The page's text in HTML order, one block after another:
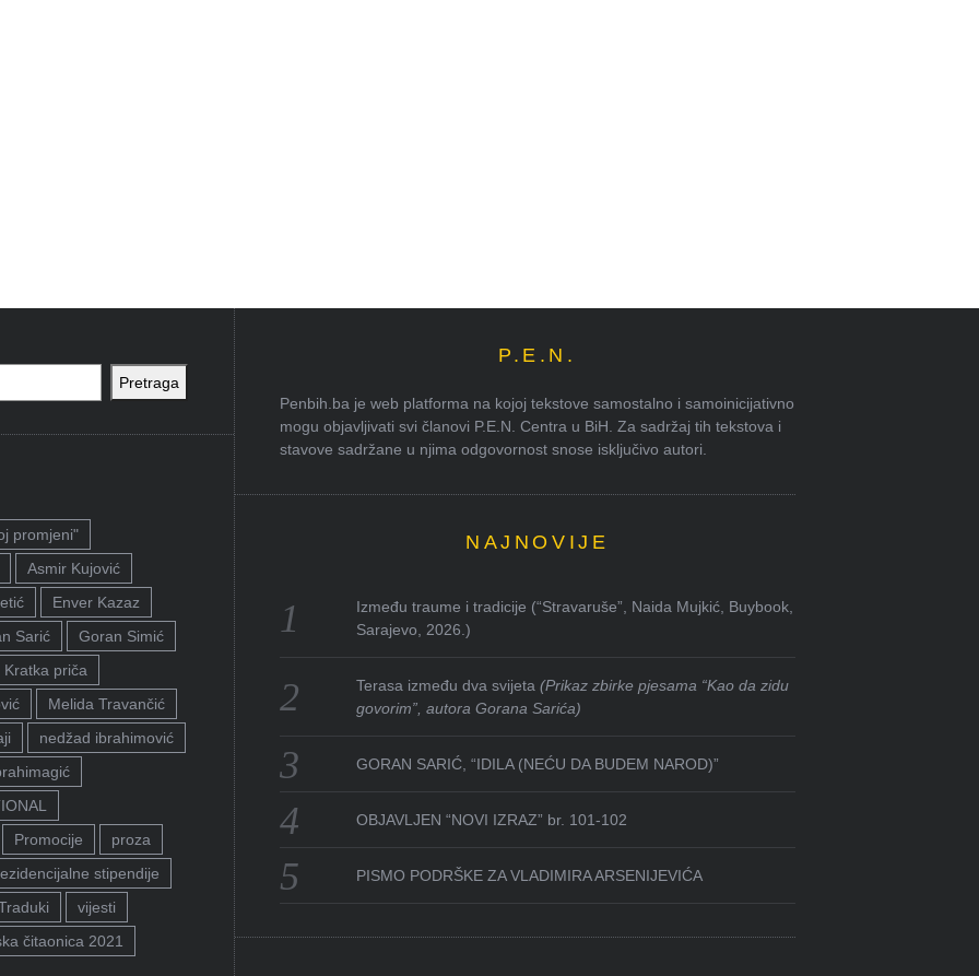
Pretraga
promjeni"
Asmir Kujović
Enver Kazaz
Sarić
Goran Simić
Kratka priča
Melida Travančić
nedžad ibrahimović
Promocije
proza
stipendije
vijesti
čitaonica 2021
P.E.N.
Penbih.ba je web platforma na kojoj tekstove samostalno i samoinicijativno
mogu objavljivati svi članovi P.E.N. Centra u BiH. Za sadržaj tih tekstova i
stavove sadržane u njima odgovornost snose isključivo autori.
NAJNOVIJE
Između traume i tradicije (“Stravaruše”, Naida Mujkić, Buybook,
Sarajevo, 2026.)
Terasa između dva svijeta(Prikaz zbirke pjesama “Kao da zidu
govorim”, autora Gorana Sarića)
GORAN SARIĆ, “IDILA (NEĆU DA BUDEM NAROD)”
OBJAVLJEN “NOVI IZRAZ” br. 101-102
PISMO PODRŠKE ZA VLADIMIRA ARSENIJEVIĆA